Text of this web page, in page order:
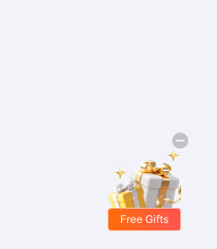
Free Gifts